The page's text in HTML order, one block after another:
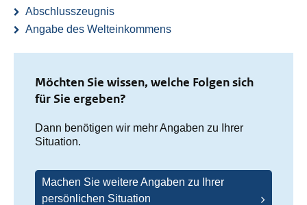
Abschlusszeugnis
Angabe des Welteinkommens
Möchten Sie wissen, welche Folgen sich
für Sie ergeben?
Dann benötigen wir mehr Angaben zu Ihrer
Situation.
Machen Sie weitere Angaben zu Ihrer
persönlichen Situation